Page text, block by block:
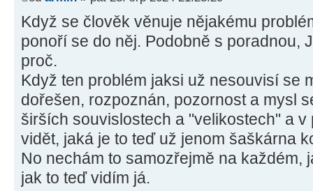
Když se člověk věnuje nějakému
ponoří se do něj. Podobně s poradnou,
proč.
Když ten problém jaksi už nesouvisí se
dořešen, rozpoznán, pozornost a mysl
širších souvislostech a "velikostech" a
vidět, jaká je to teď už jenom šaškárna
No nechám to samozřejmě na každém,
jak to teď vidím já.